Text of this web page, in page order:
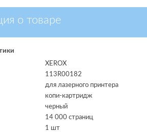
о товаре
XEROX
113R00182
для лазерного принтера
копи-картридж
черный
14 000 страниц
1 шт